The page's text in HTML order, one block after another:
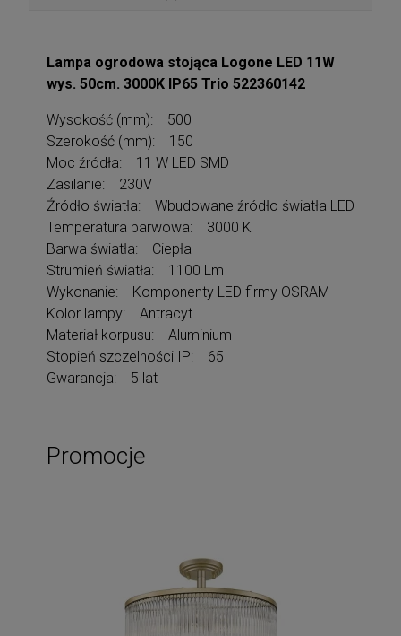
Lampa ogrodowa stojąca Logone LED 11W
wys. 50cm. 3000K IP65 Trio 522360142
Wysokość (mm): 500
Szerokość (mm): 150
Moc źródła: 11 W LED SMD
Zasilanie: 230V
Źródło światła: Wbudowane źródło światła LED
Temperatura barwowa: 3000 K
Barwa światła: Ciepła
Strumień światła: 1100 Lm
Wykonanie: Komponenty LED firmy OSRAM
Kolor lampy: Antracyt
Materiał korpusu: Aluminium
Stopień szczelności IP: 65
Gwarancja: 5 lat
Promocje